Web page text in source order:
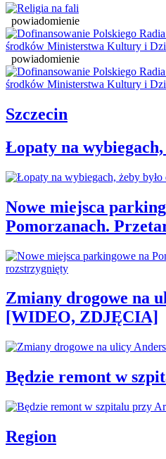
powiadomienie
powiadomienie
Szczecin
Łopaty na wybiegach,
Nowe miejsca
Pomorzanach.
Zmiany drogowe na
[WIDEO, ZDJĘCIA]
Będzie remont w
Region